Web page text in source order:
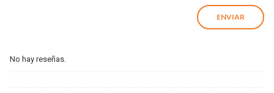
No hay reseñas.